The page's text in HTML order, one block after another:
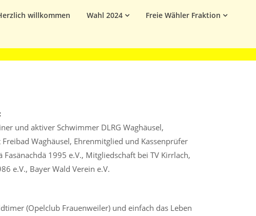
willkommen Wahl 2024 Freie Wähler Fraktion
und aktiver Schwimmer DLRG Waghäusel,
Waghäusel, Ehrenmitglied und Kassenprüfer
Fasänachdä 1995 e.V., Mitgliedschaft bei TV Kirrlach,
e.V., Bayer Wald Verein e.V.
(Opelclub Frauenweiler) und einfach das Leben